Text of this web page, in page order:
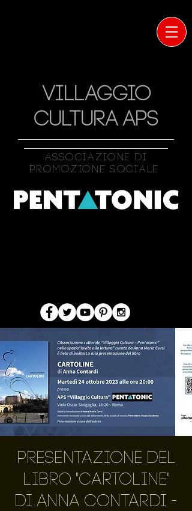
VILLAGGIO
CULTURA APS
Associazione Di
Promozione Sociale
Presentazione del
libro "Cartoline"
di Anna Contardi -